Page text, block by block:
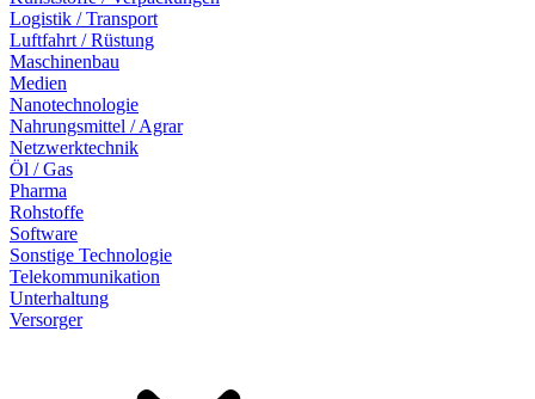
Logistik / Transport
Luftfahrt / Rüstung
Maschinenbau
Medien
Nanotechnologie
Nahrungsmittel / Agrar
Netzwerktechnik
Öl / Gas
Pharma
Rohstoffe
Software
Sonstige Technologie
Telekommunikation
Unterhaltung
Versorger